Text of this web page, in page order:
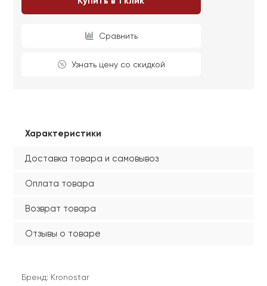
Сравнить
Узнать цену со скидкой
Характеристики
Доставка товара и самовывоз
Оплата товара
Возврат товара
Отзывы о товаре
Бренд: Kronostar